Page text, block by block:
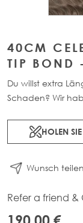
40CM
TIP BOND
Du willst extra
Schaden? Wir
HOLEN
Wunsch teilen
Refer a friend &